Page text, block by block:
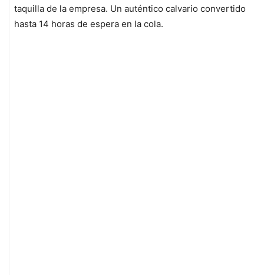
taquilla de la empresa. Un auténtico calvario convertido
hasta 14 horas de espera en la cola.